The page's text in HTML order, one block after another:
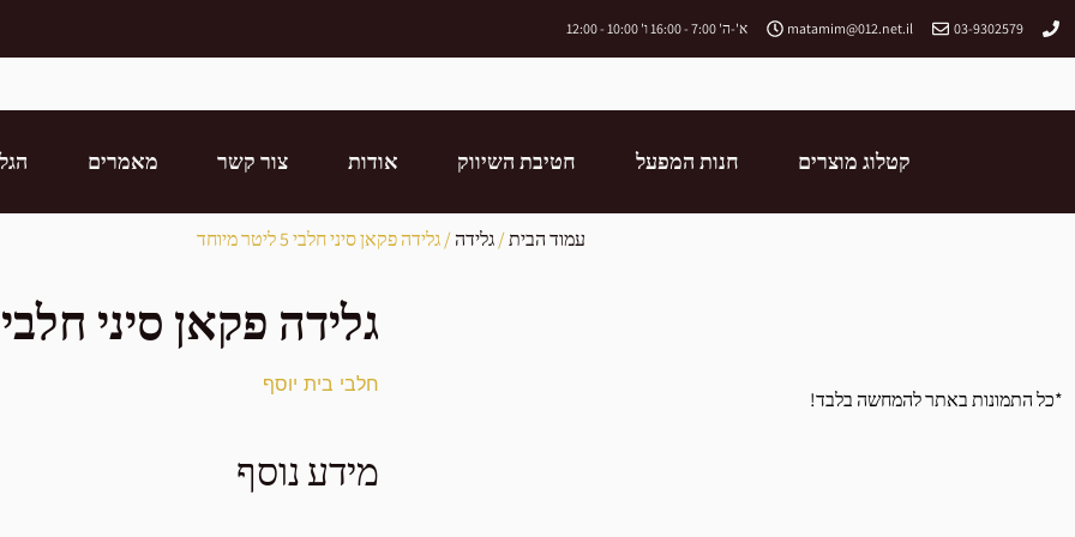
03-9302579
matamim@012.net.il א'-ה' 7:00 - 16:00 ו' 10:00 - 12:00
קטלוג מוצרים חנות המפעל חטיבת השיווק אודות צור קשר מאמרים
עמוד הבית/גלידה/ גלידה פקאן סיני חלבי 5 ליטר מיוחד
*כל התמונות באתר להמחשה בלבד!
גלידה פקאן סיני חלבי 5 ליטר
חלבי בית יוסף
מידע נוסף